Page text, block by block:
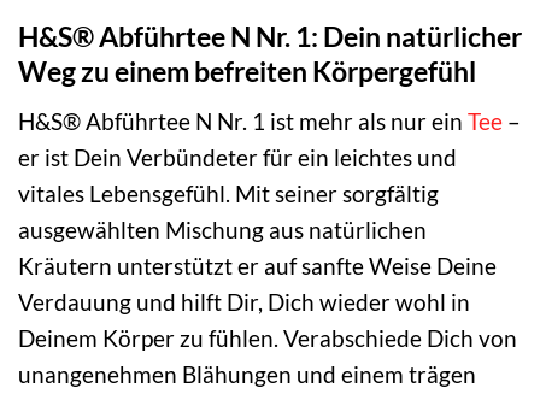
H&S® Abführtee N Nr. 1: Dein natürlicher
Weg zu einem befreiten Körpergefühl
H&S® Abführtee N Nr. 1 ist mehr als nur ein Tee –
er ist Dein Verbündeter für ein leichtes und
vitales Lebensgefühl. Mit seiner sorgfältig
ausgewählten Mischung aus natürlichen
Kräutern unterstützt er auf sanfte Weise Deine
Verdauung und hilft Dir, Dich wieder wohl in
Deinem Körper zu fühlen. Verabschiede Dich von
unangenehmen Blähungen und einem trägen